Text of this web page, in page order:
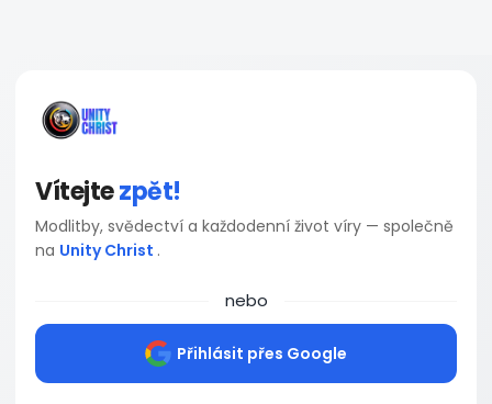
Vítejtezpět!
Modlitby, svědectví a každodenní život víry — společně
na Unity Christ .
nebo
Přihlásit přes Google